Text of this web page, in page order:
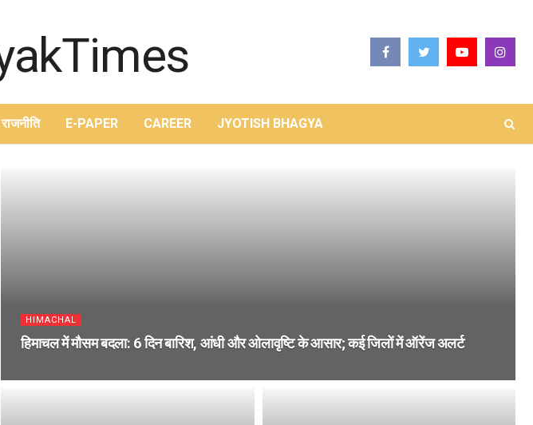
राजनीति E-PAPER CAREER JYOTISH BHAGYA
HIMACHAL
हिमाचल में मौसम बदला: 6 दिन बारिश, आंधी और ओलावृष्टि के आसार; कई जिलों में ऑरेंज अलर्ट